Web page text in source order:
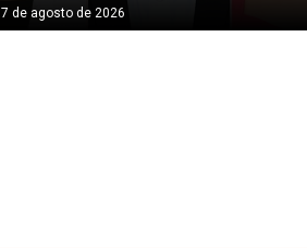
7 de agosto de 2026